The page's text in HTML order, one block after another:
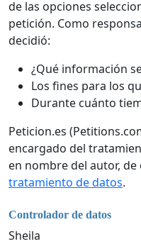
de las opciones
petición. Como
decidió:
¿Qué información
Los fines para los
Durante cuánto
Peticion.es
encargado del
en nombre del autor,
tratamiento de datos.
Controlador de datos
Sheila